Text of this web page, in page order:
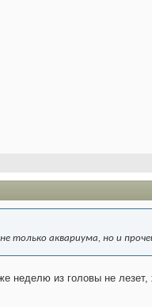
только аквариума, но и
неделю из головы не